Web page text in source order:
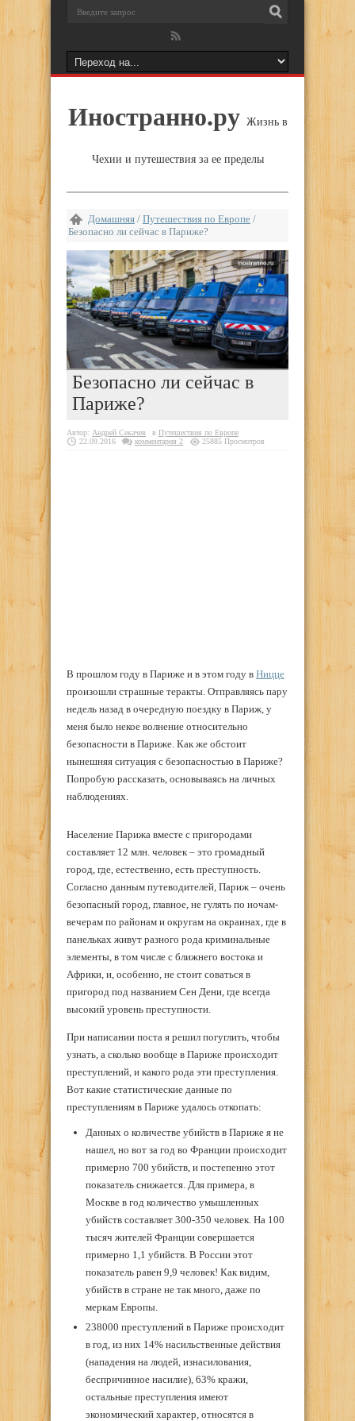
Иностранно.ру Жизнь в
Чехии и путешествия за ее пределы
Домашняя / Путешествия по Европе /
Безопасно ли сейчас в Париже?
Безопасно ли сейчас в
Париже?
Автор: Андрей Секачев в Путешествия по Европе
22.09.2016
комментария 2 25885 Просмотров
В прошлом году в Париже и в этом году в Ницце
произошли страшные теракты. Отправляясь пару
недель назад в очередную поездку в Париж, у
меня было некое волнение относительно
безопасности в Париже. Как же обстоит
нынешняя ситуация с безопасностью в Париже?
Попробую рассказать, основываясь на личных
наблюдениях.
Население Парижа вместе с пригородами
составляет 12 млн. человек – это громадный
город, где, естественно, есть преступность.
Согласно данным путеводителей, Париж – очень
безопасный город, главное, не гулять по ночам-
вечерам по районам и округам на окраинах, где в
панельках живут разного рода криминальные
элементы, в том числе с ближнего востока и
Африки, и, особенно, не стоит соваться в
пригород под названием Сен Дени, где всегда
высокий уровень преступности.
При написании поста я решил погуглить, чтобы
узнать, а сколько вообще в Париже происходит
преступлений, и какого рода эти преступления.
Вот какие статистические данные по
преступлениям в Париже удалось откопать:
Данных о количестве убийств в Париже я не
нашел, но вот за год во Франции происходит
примерно 700 убийств, и постепенно этот
показатель снижается. Для примера, в
Москве в год количество умышленных
убийств составляет 300-350 человек. На 100
тысяч жителей Франции совершается
примерно 1,1 убийств. В России этот
показатель равен 9,9 человек! Как видим,
убийств в стране не так много, даже по
меркам Европы.
238000 преступлений в Париже происходит
в год, из них 14% насильственные действия
(нападения на людей, изнасилования,
беспричинное насилие), 63% кражи,
остальные преступления имеют
экономический характер, относятся в